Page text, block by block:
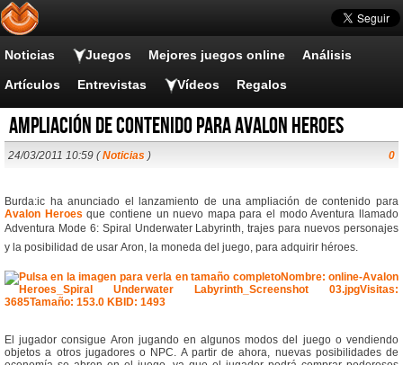
Noticias Juegos Mejores juegos online Análisis
Artículos Entrevistas Vídeos Regalos
Ampliación de contenido para Avalon Heroes
24/03/2011 10:59 (Noticias ) 0
Burda:ic ha anunciado el lanzamiento de una ampliación de contenido para
Avalon Heroes que contiene un nuevo mapa para el modo Aventura llamado
Adventura Mode 6: Spiral Underwater Labyrinth, trajes para nuevos personajes
y la posibilidad de usar Aron, la moneda del juego, para adquirir héroes.
El jugador consigue Aron jugando en algunos modos del juego o vendiendo
objetos a otros jugadores o NPC. A partir de ahora, nuevas posibilidades de